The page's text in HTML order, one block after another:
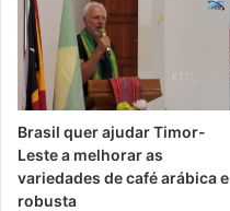
Brasil quer ajudar Timor-
Leste a melhorar as
variedades de café arábica e
robusta